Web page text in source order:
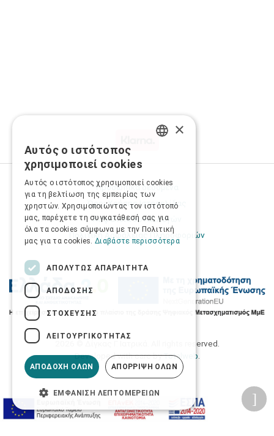
Προσωπικά δεδομένα
Όροι Χρήσης Ιστοσελίδας
Ασφάλεια συναλλαγών
Πολιτική Ασφάλειας Πληροφοριών
2026 © Δίγκας Γ. Ιατρικά. All rights reserved.
Developed with care byTotalweb
Προσβασιμότητα
×
Αυτός ο ιστότοπος
χρησιμοποιεί cookies
Αυτός ο ιστότοπος χρησιμοποιεί cookies
για τη βελτίωση της εμπειρίας των
χρηστών. Χρησιμοποιώντας τον ιστότοπό
μας, παρέχετε τη συγκατάθεσή σας για
όλα τα cookies σύμφωνα με την Πολιτική
μας για τα cookies. Διαβάστε περισσότερα
ΑΠΟΛΎΤΩΣ ΑΠΑΡΑΊΤΗΤΑ
ΑΠΌΔΟΣΗΣ
ΣΤΌΧΕΥΣΗΣ
ΛΕΙΤΟΥΡΓΙΚΌΤΗΤΑΣ
ΑΠΟΔΟΧΉ ΌΛΩΝ ΑΠΌΡΡΙΨΗ ΌΛΩΝ
ΕΜΦΆΝΙΣΗ ΛΕΠΤΟΜΕΡΕΙΏΝ